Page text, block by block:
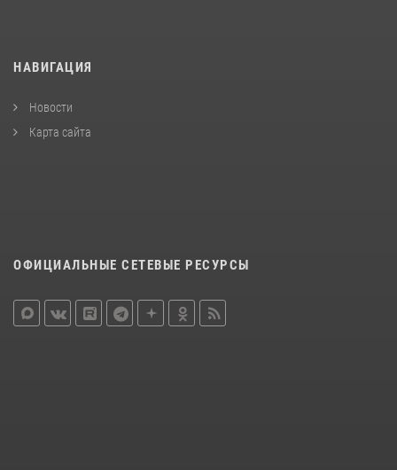
НАВИГАЦИЯ
Новости
Карта сайта
ОФИЦИАЛЬНЫЕ СЕТЕВЫЕ РЕСУРСЫ